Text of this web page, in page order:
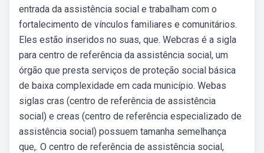
entrada da assistência social e trabalham com o
fortalecimento de vínculos familiares e comunitários.
Eles estão inseridos no suas, que. Webcras é a sigla
para centro de referência da assistência social, um
órgão que presta serviços de proteção social básica
de baixa complexidade em cada município. Webas
siglas cras (centro de referência de assistência
social) e creas (centro de referência especializado de
assistência social) possuem tamanha semelhança
que,. O centro de referência de assistência social,